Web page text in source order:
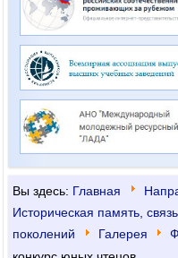
Вы здесь: Главная
Историческая память,
поколений
Галерея